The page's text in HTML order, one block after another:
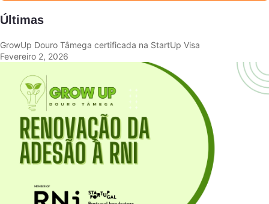
Últimas
GrowUp Douro Tâmega certificada na StartUp Visa
Fevereiro 2, 2026